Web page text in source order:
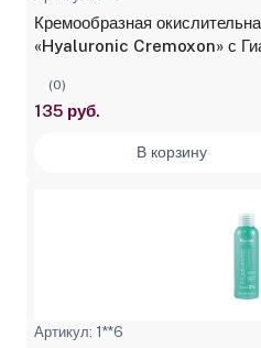
Кремообразная
«Hyaluronic Cremoxon» с
(0)
135 руб.
В корзину
Артикул: 1**6